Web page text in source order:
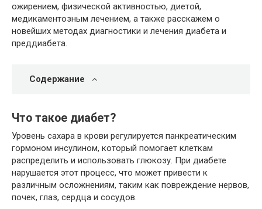
ожирением, физической активностью, диетой,
медикаментозным лечением, а также расскажем о
новейших методах диагностики и лечения диабета и
преддиабета.
Содержание
Что такое диабет?
Уровень сахара в крови регулируется панкреатическим
гормоном инсулином, который помогает клеткам
распределить и использовать глюкозу. При диабете
нарушается этот процесс, что может привести к
различным осложнениям, таким как повреждение нервов,
почек, глаз, сердца и сосудов.